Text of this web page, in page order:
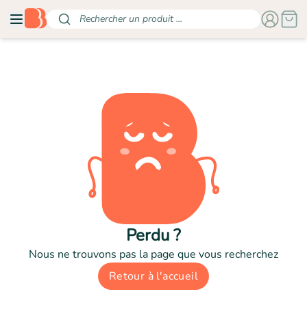
Rechercher un produit ...
Perdu ?
Nous ne trouvons pas la page que vous recherchez
Retour à l'accueil